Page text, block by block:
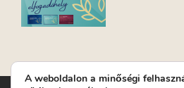
A weboldalon a minőségi